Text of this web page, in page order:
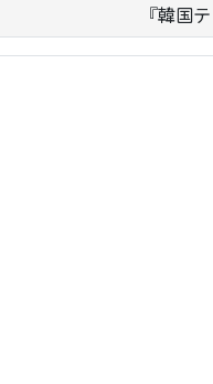
『韓国